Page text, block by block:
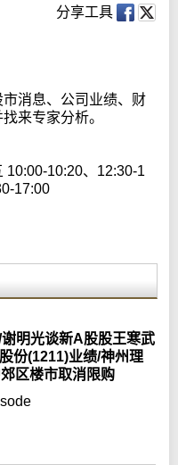
分享工具
消息、公司业绩、财
来专家分析。
10:00-10:20、12:30-1
17:00
明光谈新A股股王寒武
份(1211)业绩/神州理
区楼市取消限购